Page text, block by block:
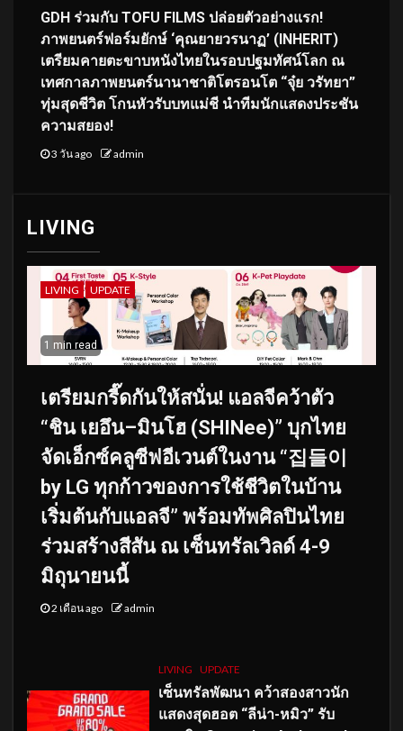
GDH ร่วมกับ TOFU FILMS ปล่อยตัวอย่างแรก!
ภาพยนตร์ฟอร์มยักษ์ ‘คุณยายวรนาฏ’ (INHERIT)
เตรียมคายตะขาบหนังไทยในรอบปฐมทัศน์โลก ณ
เทศกาลภาพยนตร์นานาชาติโตรอนโต “จุ๋ย วรัทยา”
ทุ่มสุดชีวิต โกนหัวรับบทแม่ชี นำทีมนักแสดงประชัน
ความสยอง!
3 วัน ago admin
LIVING
LIVING UPDATE
1 min read
เตรียมกรี๊ดกันให้สนั่น! แอลจีคว้าตัว
“ชิน เยอึน–มินโฮ (SHINee)” บุกไทย
จัดเอ็กซ์คลูซีฟอีเวนต์ในงาน “집들이
by LG ทุกก้าวของการใช้ชีวิตในบ้าน
เริ่มต้นกับแอลจี” พร้อมทัพศิลปินไทย
ร่วมสร้างสีสัน ณ เซ็นทรัลเวิลด์ 4-9
มิถุนายนนี้
2 เดือน ago admin
LIVING UPDATE
เซ็นทรัลพัฒนา คว้าสองสาวนัก
แสดงสุดฮอต “ลีน่า-หมิว” รับ